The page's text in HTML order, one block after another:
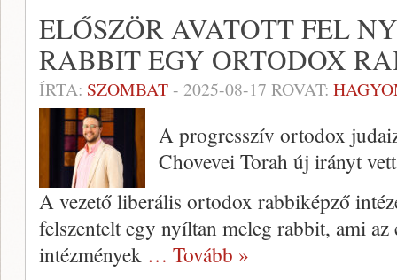
ELŐSZÖR AVATOTT FEL
RABBIT EGY ORTODOX
ÍRTA: SZOMBAT- 2025-08-17 ROVAT:
A progresszív ortodox
Chovevei Torah új irányt
A vezető liberális ortodox rabbiképző
felszentelt egy nyíltan meleg rabbit, ami
intézmények … Tovább »